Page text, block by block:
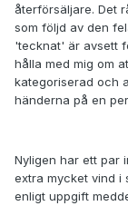
återförsäljare. Det
som följd av den
'tecknat' är avsett
hålla med mig om
kategoriserad och
händerna på en
Nyligen har ett par
extra mycket vind i
enligt uppgift